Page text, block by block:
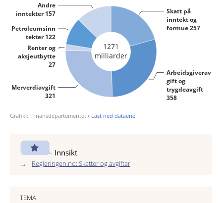
Innsikt
Regjeringen.no: Skatter og avgifter
TEMA